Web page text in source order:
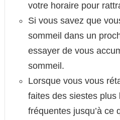
votre horaire pour
Si vous savez que
sommeil dans un
essayer de vous
sommeil.
Lorsque vous vous
faites des siestes plus
fréquentes jusqu’à ce